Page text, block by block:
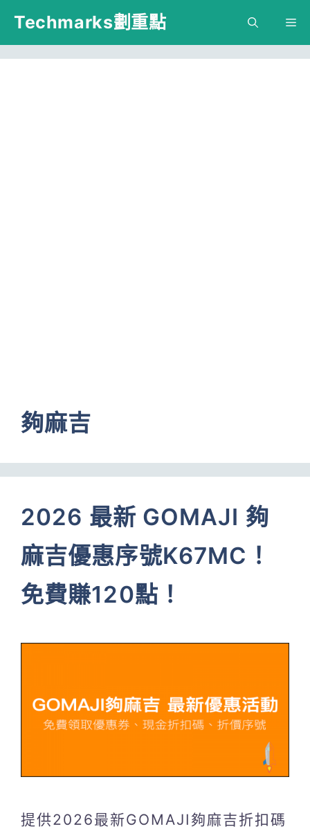
跳
主
Techmarks劃重點
夠麻吉
2026 最新 GOMAJI 夠
麻吉優惠序號K67MC！
免費賺120點！
提供2026最新GOMAJI夠麻吉折扣碼